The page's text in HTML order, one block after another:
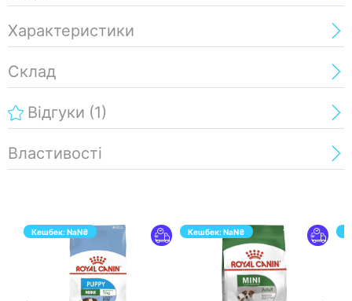
Характеристики
Склад
Відгуки (1)
Властивості
Кешбек:NaN₴ Кешбек:NaN₴